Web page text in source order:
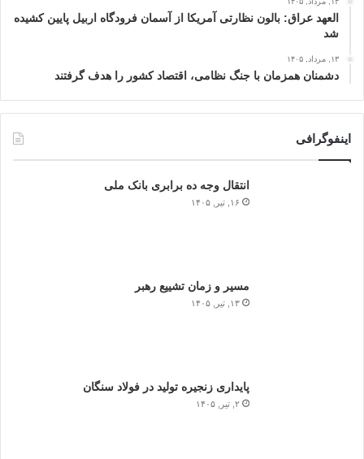
العهد عراق: بالون نظارتی آمریکا از آسمان فرودگاه اربیل پایین کشیده
شد
۱۳, مرداد, ۱۴۰۵
دشمنان همزمان با جنگ نظامی، اقتصاد کشور را هدف گرفتند
اینفوگرافی
انتقال وجه ده برابری بانک ملی
۱۶, تیر, ۱۴۰۵
مسیر و زمان تشییع رهبر
۱۳, تیر, ۱۴۰۵
پایداری زنجیره تولید در فولاد سنگان
۲, تیر, ۱۴۰۵